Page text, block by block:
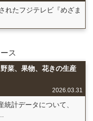
れたフジテレビ『めざま
ス
菜、果物、花きの生産
2026.03.31
計データについて、